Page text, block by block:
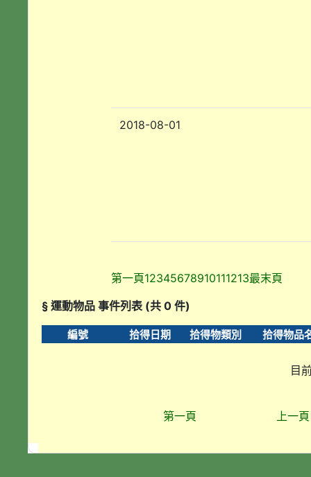
2018-08-01
第一頁12345678910111213最末頁
§ 運動物品 事件列表 (共 0 件)
編號 拾得日期 拾得物類別 拾得物品
目
第一頁 上一頁